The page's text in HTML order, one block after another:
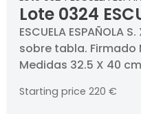
Lote 0324
XX - Paisaje
ESCUELA ESPAÑOLA
sobre tabla. Firmado
Medidas 32.5 X 40 cm
Starting price 220 €